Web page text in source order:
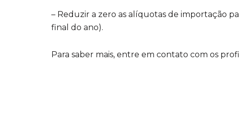
– Reduzir a zero as alíquotas de importação
final do ano).
Para saber mais, entre em contato com os